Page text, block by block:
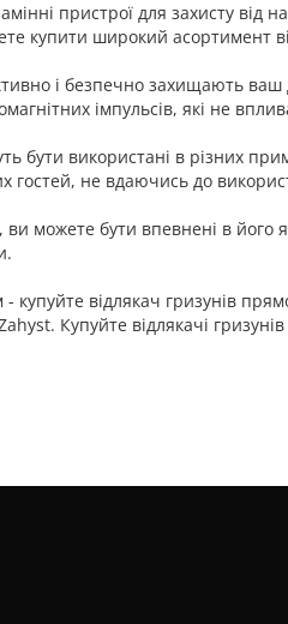
пристрої для захисту
купити широкий асортимент
і безпечно захищають
імпульсів, які не
бути використані в різних
гостей, не вдаючись до
ви можете бути впевнені в
купуйте відлякач гризунів
Купуйте відлякачі